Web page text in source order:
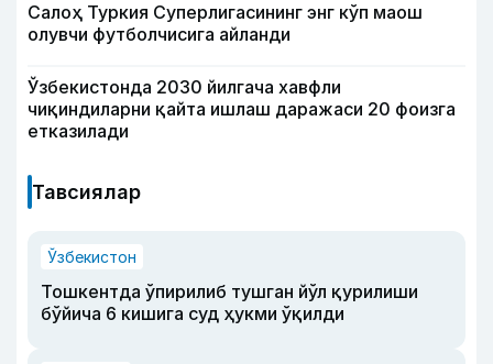
Салоҳ Туркия Суперлигасининг энг кўп маош
олувчи футболчисига айланди
Ўзбекистонда 2030 йилгача хавфли
чиқиндиларни қайта ишлаш даражаси 20 фоизга
етказилади
Тавсиялар
Ўзбекистон
Тошкентда ўпирилиб тушган йўл қурилиши
бўйича 6 кишига суд ҳукми ўқилди